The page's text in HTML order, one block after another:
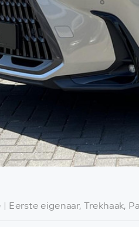
Eerste eigenaar, Trekhaak,